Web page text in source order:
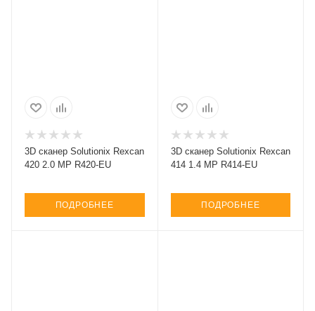
3D сканер Solutionix Rexcan
420 2.0 MP R420-EU
ПОДРОБНЕЕ
3D сканер Solutionix Rexcan
414 1.4 MP R414-EU
ПОДРОБНЕЕ